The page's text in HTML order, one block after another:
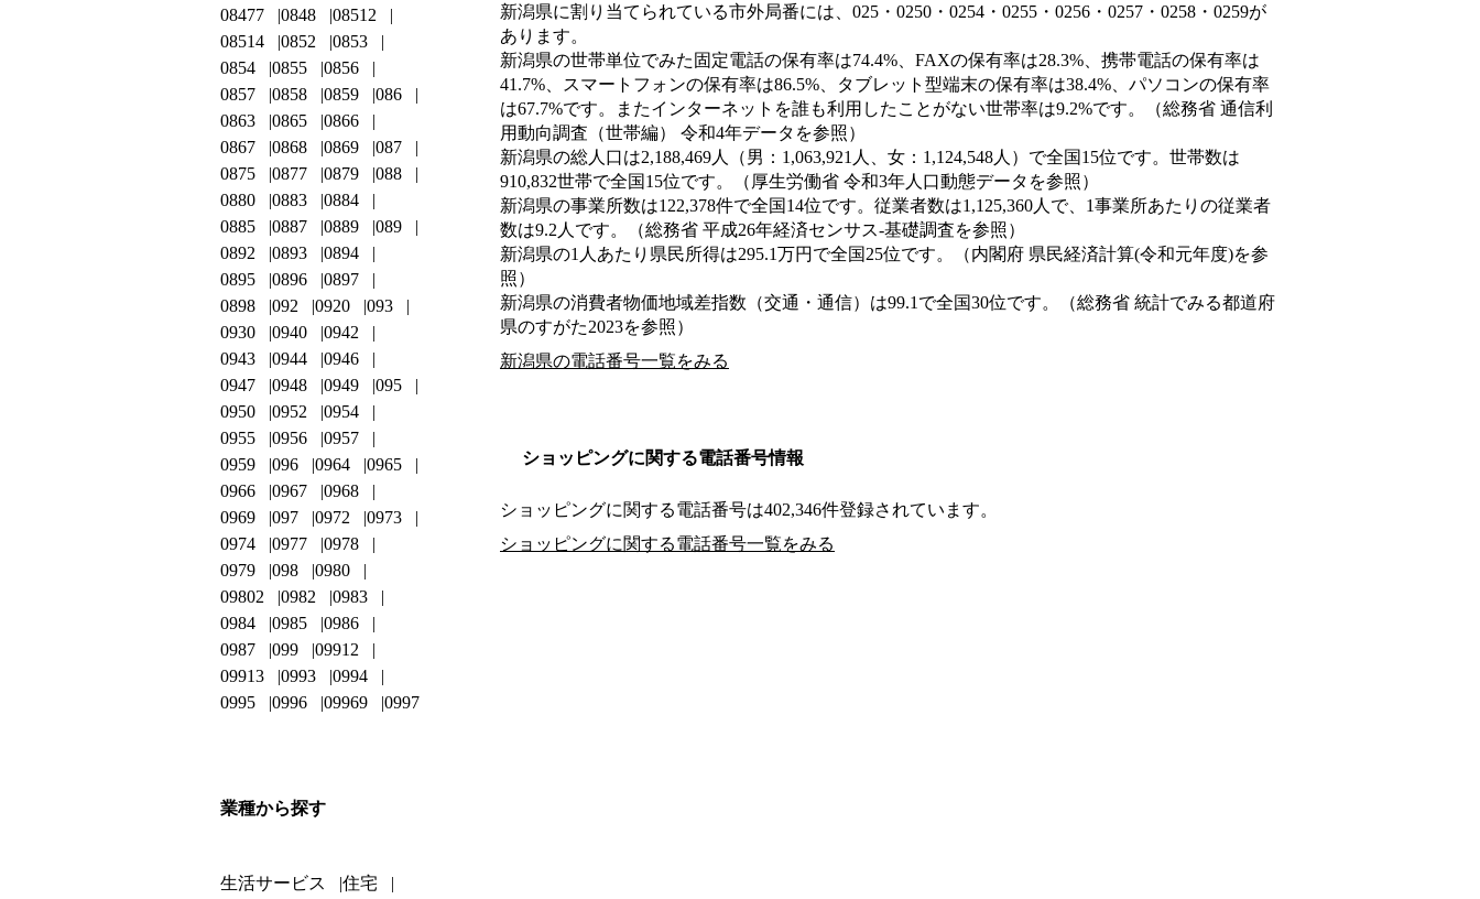
新潟県に割り当てられている市外局番には、025・0250・0254・0255・0256・0257・0258・0259が
あります。
新潟県の世帯単位でみた固定電話の保有率は74.4%、FAXの保有率は28.3%、携帯電話の保有率は
41.7%、スマートフォンの保有率は86.5%、タブレット型端末の保有率は38.4%、パソコンの保有率
は67.7%です。またインターネットを誰も利用したことがない世帯率は9.2%です。（総務省 通信利
用動向調査（世帯編） 令和4年データを参照）
新潟県の総人口は2,188,469人（男：1,063,921人、女：1,124,548人）で全国15位です。世帯数は
910,832世帯で全国15位です。（厚生労働省 令和3年人口動態データを参照）
新潟県の事業所数は122,378件で全国14位です。従業者数は1,125,360人で、1事業所あたりの従業者
数は9.2人です。（総務省 平成26年経済センサス‐基礎調査を参照）
新潟県の1人あたり県民所得は295.1万円で全国25位です。（内閣府 県民経済計算(令和元年度)を参
照）
新潟県の消費者物価地域差指数（交通・通信）は99.1で全国30位です。（総務省 統計でみる都道府
県のすがた2023を参照）
新潟県の電話番号一覧をみる
ショッピングに関する電話番号情報
ショッピングに関する電話番号は402,346件登録されています。
ショッピングに関する電話番号一覧をみる
08477
0848
08512
08514
0852
0853
0854
0855
0856
0857
0858 0859
086
0863
0865
0866
0867
0868 0869
087
0875
0877 0879
088
0880
0883
0884
0885
0887 0889
089
0892
0893
0894
0895
0896
0897
0898
092 0920
093
0930
0940
0942
0943
0944
0946
0947
0948 0949
095
0950
0952
0954
0955
0956
0957
0959
096 0964
0965
0966
0967
0968
0969
097 0972
0973
0974
0977
0978
0979
098
0980
09802
0982
0983
0984
0985
0986
0987
099
09912
09913
0993
0994
0995
0996 09969 0997
業種から探す
生活サービス 住宅